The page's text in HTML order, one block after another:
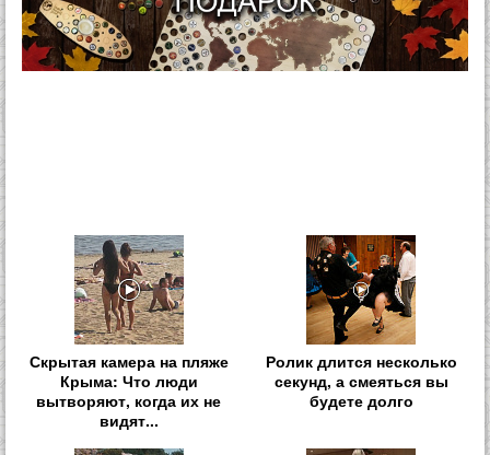
Скрытая камера на пляже
Крыма: Что люди
вытворяют, когда их не
видят...
Ролик длится несколько
секунд, а смеяться вы
будете долго